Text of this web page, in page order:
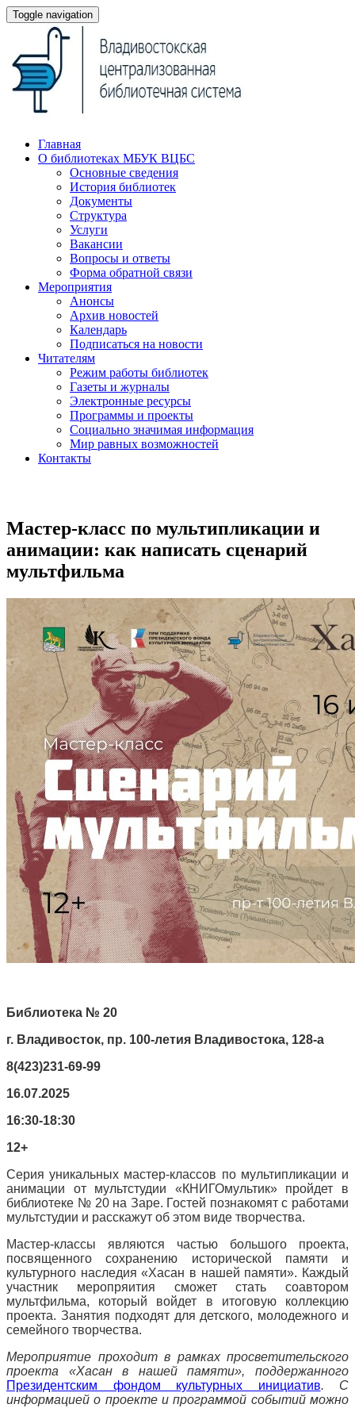
Toggle navigation
Главная
О библиотеках МБУК ВЦБС
Основные сведения
История библиотек
Документы
Структура
Услуги
Вакансии
Вопросы и ответы
Форма обратной связи
Мероприятия
Анонсы
Архив новостей
Календарь
Подписаться на новости
Читателям
Режим работы библиотек
Газеты и журналы
Электронные ресурсы
Программы и проекты
Социально значимая информация
Мир равных возможностей
Контакты
Мастер-класс по мультипликации и
анимации: как написать сценарий
мультфильма
Библиотека № 20
г. Владивосток, пр. 100-летия Владивостока, 128-а
8(423)231-69-99
16.07.2025
16:30-18:30
12+
Серия уникальных мастер-классов по мультипликации и
анимации от мультстудии «КНИГОмультик» пройдет в
библиотеке № 20 на Заре. Гостей познакомят с работами
мультстудии и расскажут об этом виде творчества.
Мастер-классы являются частью большого проекта,
посвященного сохранению исторической памяти и
культурного наследия «Хасан в нашей памяти». Каждый
участник меропряития сможет стать соавтором
мультфильма, который войдет в итоговую коллекцию
проекта. Занятия подходят для детского, молодежного и
семейного творчества.
Мероприятие проходит в рамках просветительского
проекта «Хасан в нашей памяти»,поддержанного
Президентским фондом культурных инициатив. С
информацией о проекте и программой событий можно